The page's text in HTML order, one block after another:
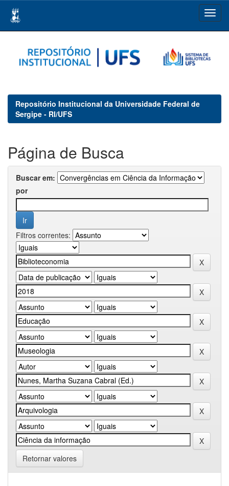
navigation
Repositório Institucional da Universidade Federal de
Sergipe - RI/UFS
Página de Busca
Buscar em:
por
Filtros correntes:
Retornar valores